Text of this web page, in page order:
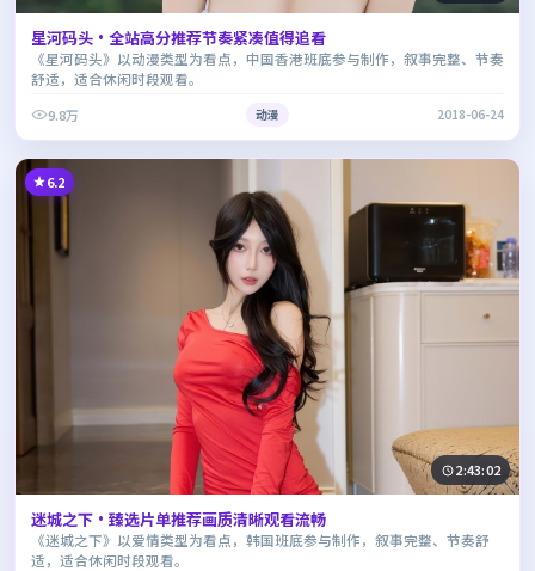
星河码头·全站高分推荐节奏紧凑值得追看
《星河码头》以动漫类型为看点，中国香港班底参与制作，叙事完整、节奏
舒适，适合休闲时段观看。
9.8万
动漫 2018-06-24
6.2
2:43:02
迷城之下·臻选片单推荐画质清晰观看流畅
《迷城之下》以爱情类型为看点，韩国班底参与制作，叙事完整、节奏舒
适，适合休闲时段观看。